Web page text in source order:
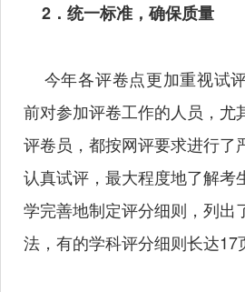
2．统一标准，确保质量
今年各评卷点更加重视试
前对参加评卷工作的人员，尤
评卷员，都按网评要求进行了
认真试评，最大程度地了解考
学完善地制定评分细则，列出
法，有的学科评分细则长达17